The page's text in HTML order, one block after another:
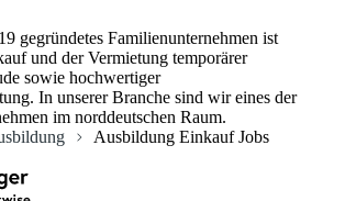
gegründetes Familienunternehmen ist
und der Vermietung temporärer
sowie hochwertiger
In unserer Branche sind wir eines der
im norddeutschen Raum.
Ausbildung Einkauf Jobs